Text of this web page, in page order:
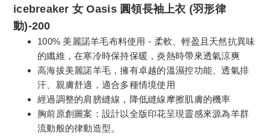
icebreaker 女 Oasis 圓領長袖上衣 (羽形律
動)-200
100% 美麗諾羊毛布料使用 - 柔軟、輕盈且天然抗異味
的纖維，在寒冷時保持保暖，炎熱時帶來透氣涼爽
高海拔美麗諾羊毛，擁有卓越的溫濕控功能、透氣排
汗、親膚舒適，適合多種情境使用
經過調整的肩膀縫線，降低縫線摩擦肌膚的機率
胸前原創圖案：設計以全版印花呈現靈感來源為羊群
流動般的律動造型。